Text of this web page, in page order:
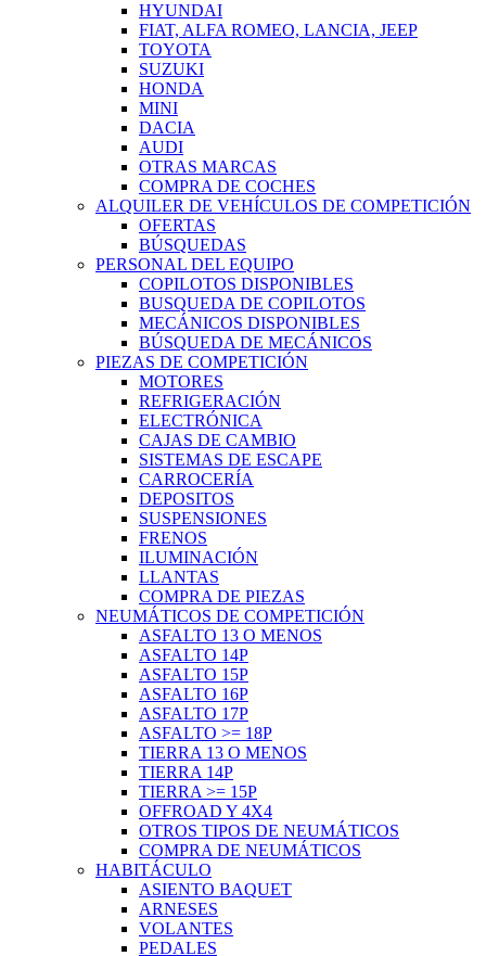
HYUNDAI
FIAT, ALFA ROMEO, LANCIA, JEEP
TOYOTA
SUZUKI
HONDA
MINI
DACIA
AUDI
OTRAS MARCAS
COMPRA DE COCHES
ALQUILER DE VEHÍCULOS DE COMPETICIÓN
OFERTAS
BÚSQUEDAS
PERSONAL DEL EQUIPO
COPILOTOS DISPONIBLES
BUSQUEDA DE COPILOTOS
MECÁNICOS DISPONIBLES
BÚSQUEDA DE MECÁNICOS
PIEZAS DE COMPETICIÓN
MOTORES
REFRIGERACIÓN
ELECTRÓNICA
CAJAS DE CAMBIO
SISTEMAS DE ESCAPE
CARROCERÍA
DEPOSITOS
SUSPENSIONES
FRENOS
ILUMINACIÓN
LLANTAS
COMPRA DE PIEZAS
NEUMÁTICOS DE COMPETICIÓN
ASFALTO 13 O MENOS
ASFALTO 14P
ASFALTO 15P
ASFALTO 16P
ASFALTO 17P
ASFALTO >= 18P
TIERRA 13 O MENOS
TIERRA 14P
TIERRA >= 15P
OFFROAD Y 4X4
OTROS TIPOS DE NEUMÁTICOS
COMPRA DE NEUMÁTICOS
HABITÁCULO
ASIENTO BAQUET
ARNESES
VOLANTES
PEDALES